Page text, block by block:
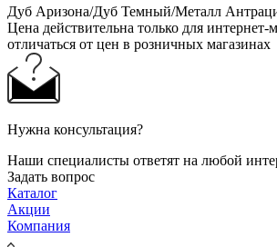
Дуб Аризона/Дуб Темный/Металл
Цена действительна только для интернет-
отличаться от цен в розничных магазинах
Нужна консультация?
Наши специалисты ответят на любой
Задать вопрос
Каталог
Акции
Компания